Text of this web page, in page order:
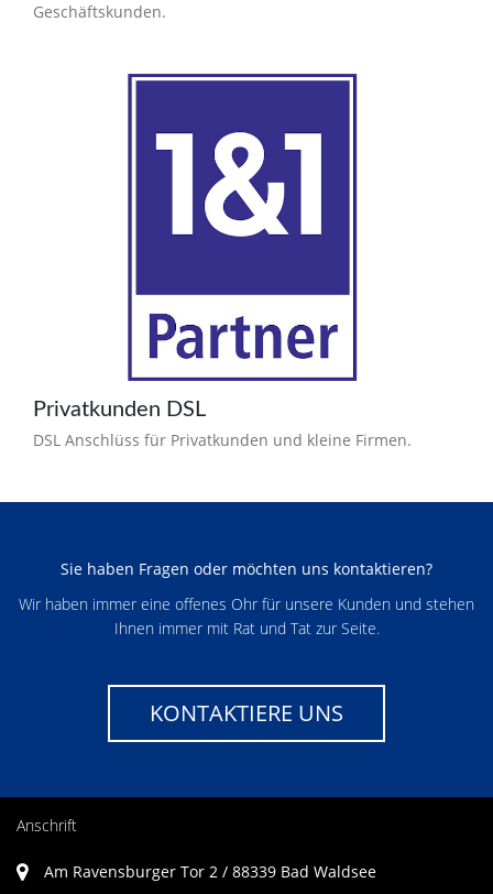
Geschäftskunden.
Privatkunden DSL
DSL Anschlüss für Privatkunden und kleine Firmen.
Sie haben Fragen oder möchten uns kontaktieren?
Wir haben immer eine offenes Ohr für unsere Kunden und stehen
Ihnen immer mit Rat und Tat zur Seite.
KONTAKTIERE UNS
Anschrift
Am Ravensburger Tor 2 / 88339 Bad Waldsee